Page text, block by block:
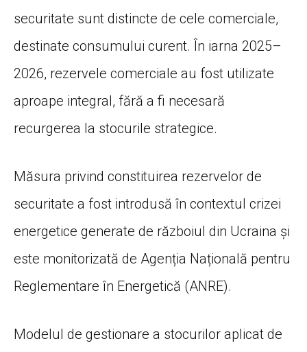
securitate sunt distincte de cele comerciale,
destinate consumului curent. În iarna 2025–
2026, rezervele comerciale au fost utilizate
aproape integral, fără a fi necesară
recurgerea la stocurile strategice.
Măsura privind constituirea rezervelor de
securitate a fost introdusă în contextul crizei
energetice generate de războiul din Ucraina și
este monitorizată de Agenția Națională pentru
Reglementare în Energetică (ANRE).
Modelul de gestionare a stocurilor aplicat de